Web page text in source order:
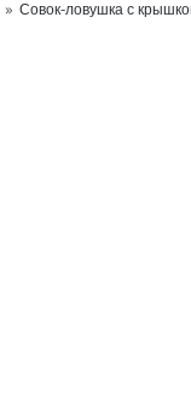
» Совок-ловушка с